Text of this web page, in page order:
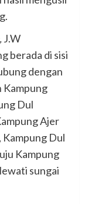
J.W
berada di sisi
dengan
Kampung
Dul
Ajer
Kampung Dul
Kampung
sungai